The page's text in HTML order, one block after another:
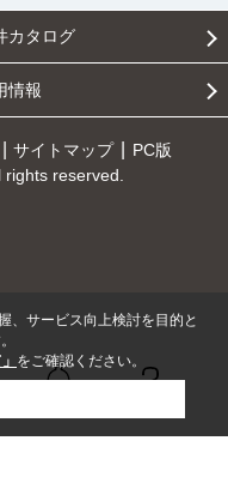
カタログ
情報
サイトマップ
PC版
reserved.
、サービス向上検討を目的と
をご確認ください。